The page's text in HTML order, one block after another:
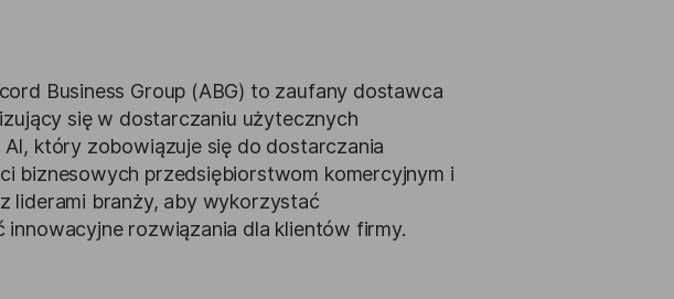
Business Group (ABG) to zaufany dostawca
się w dostarczaniu użytecznych
który zobowiązuje się do dostarczania
biznesowych przedsiębiorstwom komercyjnym i
liderami branży, aby wykorzystać
rozwiązania dla klientów firmy.